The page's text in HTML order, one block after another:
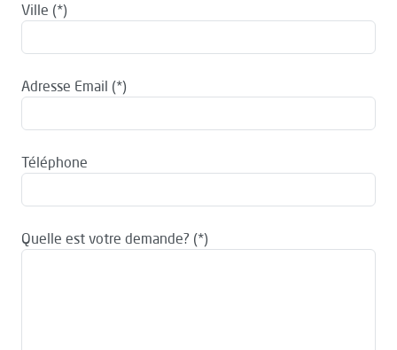
Ville
Adresse Email
Téléphone
Quelle est votre demande?